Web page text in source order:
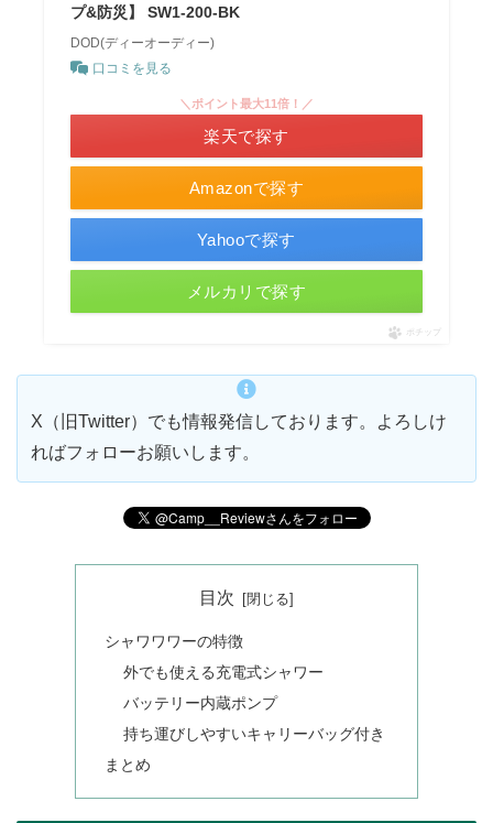
プ&防災】 SW1-200-BK
DOD(ディーオーディー)
口コミを見る
Amazonで探す
＼ポイント最大11倍！／
楽天で探す
Yahooで探す
メルカリで探す
ポチップ
X（旧Twitter）でも情報発信しております。よろしけ
ればフォローお願いします。
目次
シャワワワーの特徴
外でも使える充電式シャワー
バッテリー内蔵ポンプ
持ち運びしやすいキャリーバッグ付き
まとめ